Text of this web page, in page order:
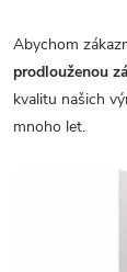
Abychom
prodlouženou
kvalitu našich
mnoho let.